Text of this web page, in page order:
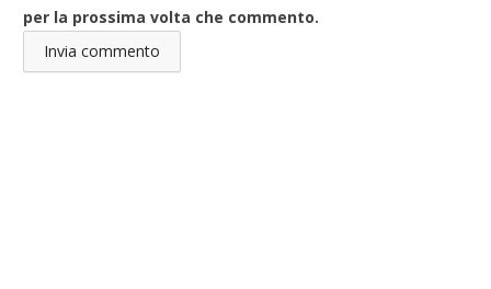
per la prossima volta che commento.